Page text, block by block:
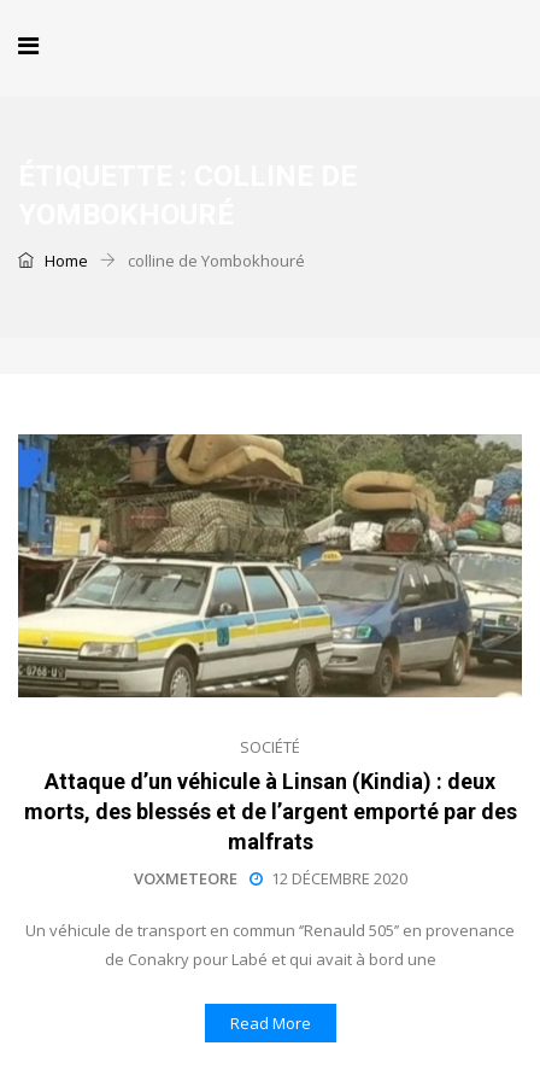
Home colline de Yombokhouré
SOCIÉTÉ
Attaque d’un véhicule à Linsan (Kindia) : deux
morts, des blessés et de l’argent emporté par des
malfrats
VOXMETEORE 12 DÉCEMBRE 2020
Un véhicule de transport en commun ‘’Renauld 505’’ en provenance
de Conakry pour Labé et qui avait à bord une
Read More